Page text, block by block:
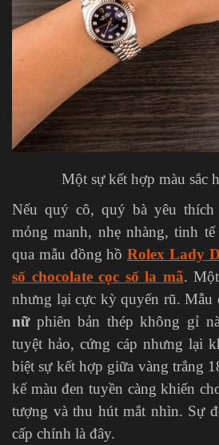
Một sự kết hợp màu sắc
Nếu quý cô, quý bà yêu
mỏng manh, nhẹ nhàng, tinh
qua mẫu đồng hồ Rolex Lady
số chocolate cọc số la mã.
nhưng lại cực kỳ quyến rũ. Mẫu
nữphiên bản thép không gỉ
tuyệt hảo, cứng cáp nhưng lại
biệt sự kết hợp giữa vàng trắng
kế màu đen tuyền càng khiến
tượng và thu hút mắt nhìn. Sự
cấp chính là đây.